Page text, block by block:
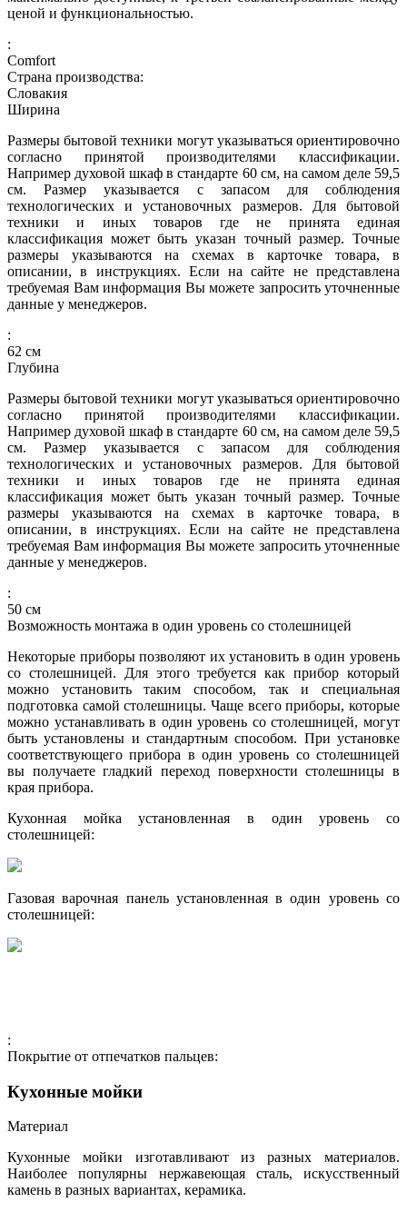
ценой и функциональностью.
:
Comfort
Страна производства:
Словакия
Ширина
Размеры бытовой техники могут указываться ориентировочно
согласно принятой производителями классификации.
Например духовой шкаф в стандарте 60 см, на самом деле 59,5
см. Размер указывается с запасом для соблюдения
технологических и установочных размеров. Для бытовой
техники и иных товаров где не принята единая
классификация может быть указан точный размер. Точные
размеры указываются на схемах в карточке товара, в
описании, в инструкциях. Если на сайте не представлена
требуемая Вам информация Вы можете запросить уточненные
данные у менеджеров.
:
62 см
Глубина
Размеры бытовой техники могут указываться ориентировочно
согласно принятой производителями классификации.
Например духовой шкаф в стандарте 60 см, на самом деле 59,5
см. Размер указывается с запасом для соблюдения
технологических и установочных размеров. Для бытовой
техники и иных товаров где не принята единая
классификация может быть указан точный размер. Точные
размеры указываются на схемах в карточке товара, в
описании, в инструкциях. Если на сайте не представлена
требуемая Вам информация Вы можете запросить уточненные
данные у менеджеров.
:
50 см
Возможность монтажа в один уровень со столешницей
Некоторые приборы позволяют их установить в один уровень
со столешницей. Для этого требуется как прибор который
можно установить таким способом, так и специальная
подготовка самой столешницы. Чаще всего приборы, которые
можно устанавливать в один уровень со столешницей, могут
быть установлены и стандартным способом. При установке
соответствующего прибора в один уровень со столешницей
вы получаете гладкий переход поверхности столешницы в
края прибора.
Кухонная мойка установленная в один уровень со
столешницей:
Газовая варочная панель установленная в один уровень со
столешницей:
:
Покрытие от отпечатков пальцев:
Кухонные мойки
Материал
Кухонные мойки изготавливают из разных материалов.
Наиболее популярны нержавеющая сталь, искусственный
камень в разных вариантах, керамика.